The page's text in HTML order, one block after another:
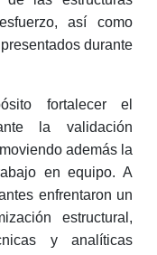
así como
durante
fortalecer el
la validación
además la
en equipo. A
enfrentaron un
estructural,
y analíticas